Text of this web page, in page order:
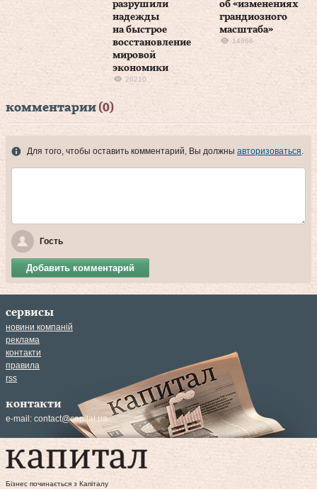
разрушили
надежды
на быстрое
восстановление
мировой
экономики
20210
об «изменениях
грандиозного
масштаба»
14666
комментарии (0)
Для того, чтобы оставить комментарий, Вы должны авторизоваться.
Гость
Добавить комментарий
сервисы
новини компаній
реклама
контакти
правила
rss
контакти
e-mail: contact@capital.ua
Бізнес починається з Капіталу